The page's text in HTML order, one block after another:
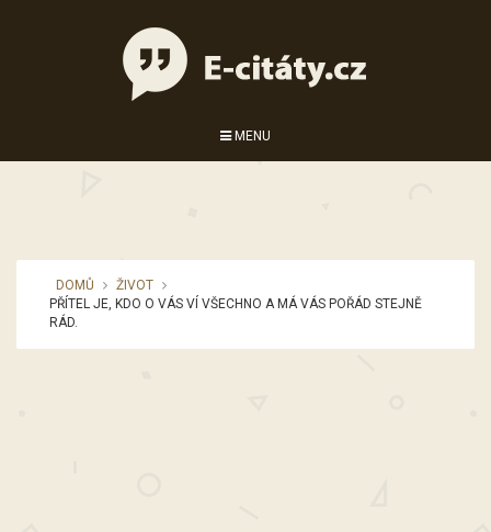
MENU
DOMŮ
ŽIVOT
PŘÍTEL JE, KDO O VÁS VÍ VŠECHNO A MÁ VÁS POŘÁD STEJNĚ
RÁD.